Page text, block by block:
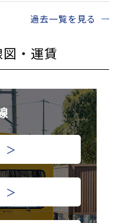
過去一覧を見る
・運賃
＞
＞